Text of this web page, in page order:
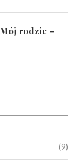
rodzic –
(9)